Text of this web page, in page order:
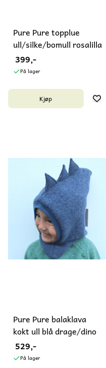
Pure Pure topplue
ull/silke/bomull rosalilla
399,-
På lager
Kjøp
Pure Pure balaklava
kokt ull blå drage/dino
529,-
På lager